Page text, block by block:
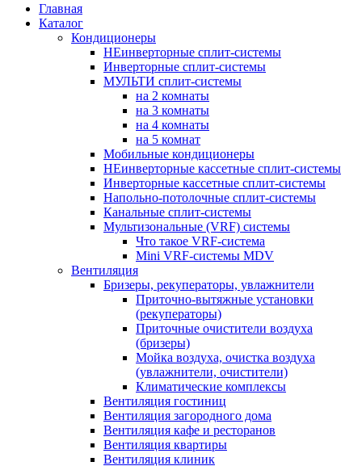
Главная
Каталог
Кондиционеры
НЕинверторные сплит-системы
Инверторные сплит-системы
МУЛЬТИ сплит-системы
на 2 комнаты
на 3 комнаты
на 4 комнаты
на 5 комнат
Мобильные кондиционеры
НЕинверторные кассетные сплит-системы
Инверторные кассетные сплит-системы
Напольно-потолочные сплит-системы
Канальные сплит-системы
Мультизональные (VRF) системы
Что такое VRF-система
Mini VRF-системы MDV
Вентиляция
Бризеры, рекуператоры, увлажнители
Приточно-вытяжные установки
(рекуператоры)
Приточные очистители воздуха
(бризеры)
Мойка воздуха, очистка воздуха
(увлажнители, очистители)
Климатические комплексы
Вентиляция гостиниц
Вентиляция загородного дома
Вентиляция кафе и ресторанов
Вентиляция квартиры
Вентиляция клиник